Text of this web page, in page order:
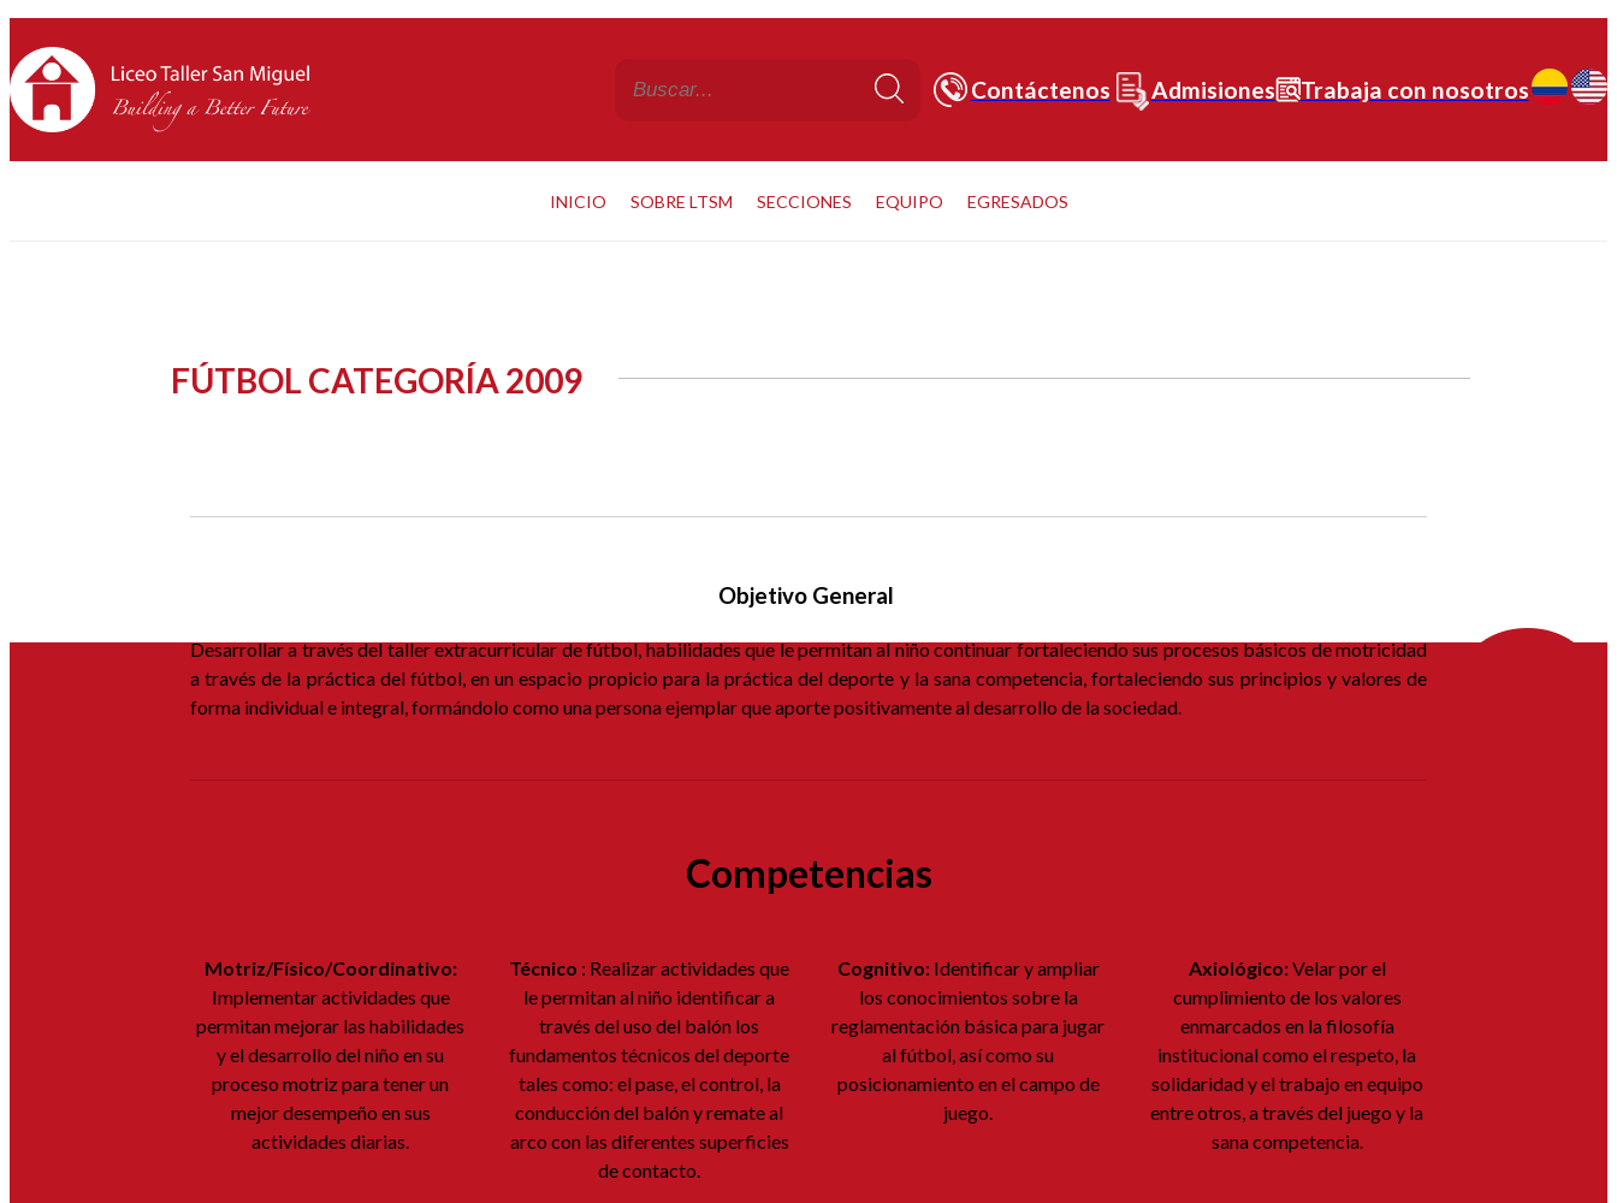
Contáctenos Admisiones Trabaja con nosotros
INICIO SOBRE LTSM SECCIONES EQUIPO EGRESADOS
FÚTBOL CATEGORÍA 2009
Objetivo General
Desarrollar a través del taller extracurricular de fútbol, habilidades que le permitan al niño continuar fortaleciendo sus procesos básicos de motricidad
a través de la práctica del fútbol, en un espacio propicio para la práctica del deporte y la sana competencia, fortaleciendo sus principios y valores de
forma individual e integral, formándolo como una persona ejemplar que aporte positivamente al desarrollo de la sociedad.
Competencias
Motriz/Físico/Coordinativo:
Implementar actividades que
permitan mejorar las habilidades
y el desarrollo del niño en su
proceso motriz para tener un
mejor desempeño en sus
actividades diarias.
Técnico : Realizar actividades que
le permitan al niño identificar a
través del uso del balón los
fundamentos técnicos del deporte
tales como: el pase, el control, la
conducción del balón y remate al
arco con las diferentes superficies
de contacto.
Cognitivo: Identificar y ampliar
los conocimientos sobre la
reglamentación básica para jugar
al fútbol, así como su
posicionamiento en el campo de
juego.
Axiológico:Velar por el
cumplimiento de los valores
enmarcados en la filosofía
institucional como el respeto, la
solidaridad y el trabajo en equipo
entre otros, a través del juego y la
sana competencia.